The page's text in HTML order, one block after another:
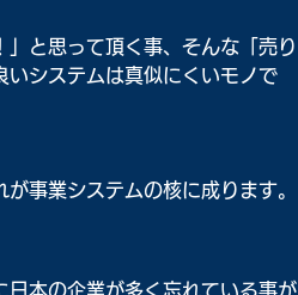
と思って頂く事、そんな「売り
いシステムは真似にくいモノで
事業システムの核に成ります。
本の企業が多く忘れている事が